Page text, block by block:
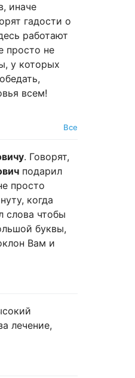
иначе
гадости о
работают
просто не
у которых
всем!
Все
. Говорят,
подарил
просто
когда
слова чтобы
буквы,
Вам и
лечение,